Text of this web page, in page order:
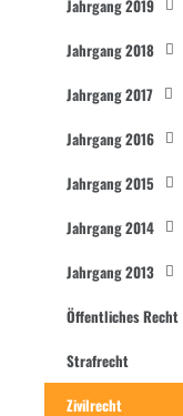
Jahrgang 2019
Jahrgang 2018
Jahrgang 2017
Jahrgang 2016
Jahrgang 2015
Jahrgang 2014
Jahrgang 2013
Öffentliches Recht
Strafrecht
Zivilrecht